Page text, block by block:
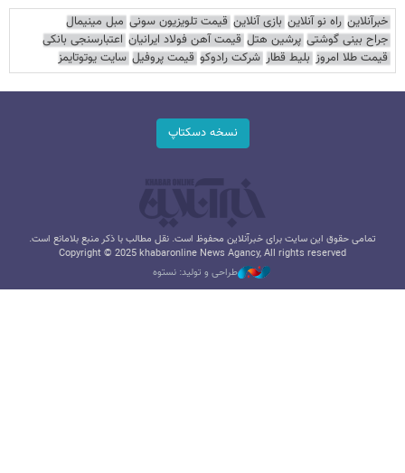
خبرآنلاین راه نو آنلاین بازی آنلاین قیمت تلویزیون سونی مبل مینیمال
جراح بینی گوشتی پرشین هتل قیمت آهن فولاد ایرانیان اعتبارسنجی بانکی
قیمت طلا امروز بلیط قطار شرکت رادوکو قیمت پروفیل سایت یوتوتایمز
نسخه دسکتاپ
تمامی حقوق این سایت برای خبرآنلاین محفوظ است. نقل مطالب با ذکر منبع بلامانع است.
Copyright © 2025 khabaronline News Agancy, All rights reserved
طراحی و تولید: نستوه